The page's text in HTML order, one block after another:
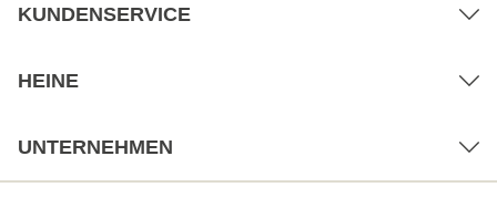
KUNDENSERVICE
HEINE
UNTERNEHMEN